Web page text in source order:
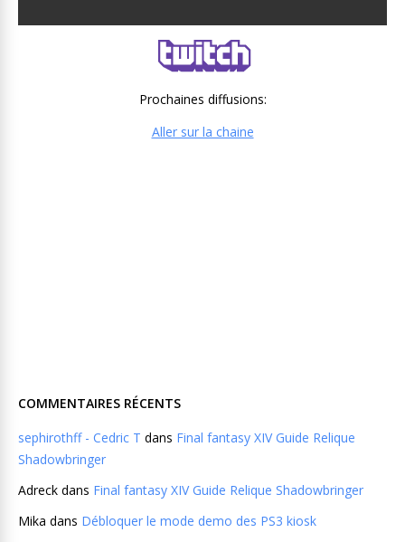
Prochaines diffusions:
Aller sur la chaine
COMMENTAIRES RÉCENTS
sephirothff - Cedric T dans Final fantasy XIV Guide Relique
Shadowbringer
Adreck dans Final fantasy XIV Guide Relique Shadowbringer
Mika dans Débloquer le mode demo des PS3 kiosk